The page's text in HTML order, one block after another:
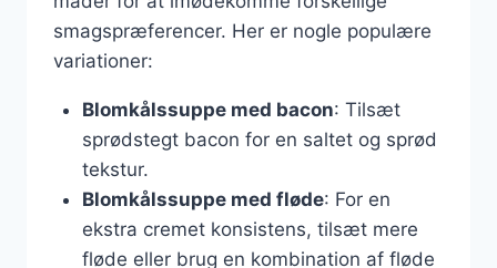
smagspræferencer. Her er nogle populære
variationer:
Blomkålssuppe med bacon: Tilsæt
sprødstegt bacon for en saltet og sprød
tekstur.
Blomkålssuppe med fløde: For en
ekstra cremet konsistens, tilsæt mere
fløde eller brug en kombination af fløde